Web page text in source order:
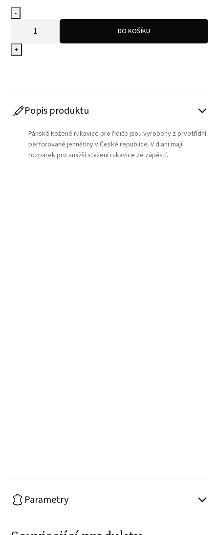
-
+
DO KOŠÍKU
Popis produktu
Pánské kožené rukavice pro řidiče jsou vyrobeny z prvotřídní
perforované jehnětiny v České republice. V dlani mají
rozparek pro snažší stažení rukavice ze zápěstí.
Parametry